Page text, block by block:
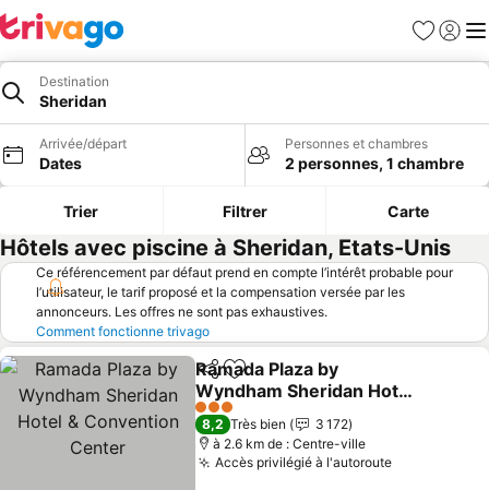
Favoris
Se
Destination
Sheridan
Arrivée/départ
Dates
Personnes et chambres
2 personnes, 1 chambre
Trier Filtrer Carte
Hôtels avec piscine à Sheridan, Etats-Unis
Ce référencement par défaut prend en compte l’intérêt probable pour
l’utilisateur, le tarif proposé et la compensation versée par les
annonceurs. Les offres ne sont pas exhaustives.
Comment fonctionne trivago
PartagerAjouter à mes favoris
Ramada Plaza by
Wyndham Sheridan Hotel
& Convention Center
Consulter les prix
3 Étoiles
8,2 Très bien
3 172
à 2.6 km de : Centre-ville
Accès privilégié à l'autorouteConsulter